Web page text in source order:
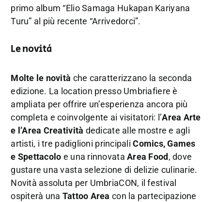
primo album “Elio Samaga Hukapan Kariyana
Turu” al più recente “Arrivedorci”.
Le novità
Molte le novità che caratterizzano la seconda
edizione. La location presso Umbriafiere è
ampliata per offrire un’esperienza ancora più
completa e coinvolgente ai visitatori: l’Area Arte
e l’Area Creatività dedicate alle mostre e agli
artisti, i tre padiglioni principaliComics, Games
e Spettacolo e una rinnovataArea Food , dove
gustare una vasta selezione di delizie culinarie.
Novità assoluta per UmbriaCON, il festival
ospiterà una Tattoo Area con la partecipazione